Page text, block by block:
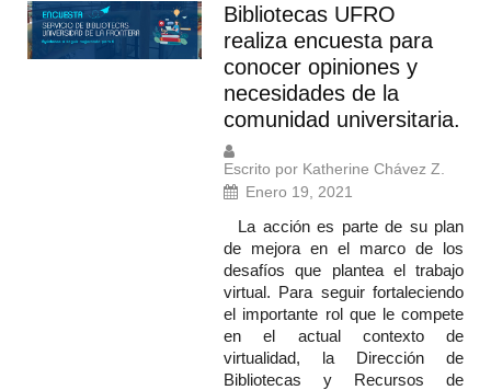
Bibliotecas UFRO
realiza encuesta para
conocer opiniones y
necesidades de la
comunidad universitaria.
Escrito por Katherine Chávez Z.
Enero 19, 2021
La acción es parte de su plan
de mejora en el marco de los
desafíos que plantea el trabajo
virtual. Para seguir fortaleciendo
el importante rol que le compete
en el actual contexto de
virtualidad, la Dirección de
Bibliotecas y Recursos de